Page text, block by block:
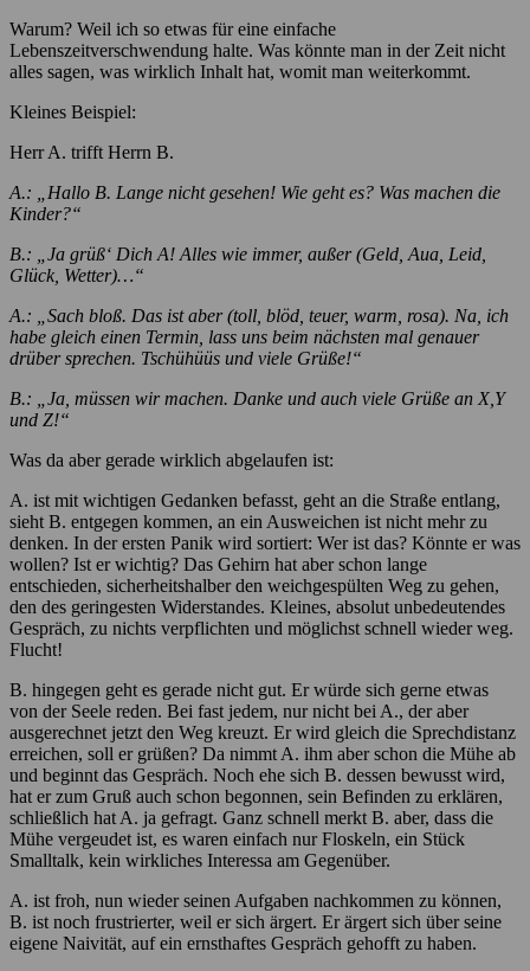
Warum? Weil ich so etwas für eine einfache
Lebenszeitverschwendung halte. Was könnte man in der Zeit nicht
alles sagen, was wirklich Inhalt hat, womit man weiterkommt.
Kleines Beispiel:
Herr A. trifft Herrn B.
A.: „Hallo B. Lange nicht gesehen! Wie geht es? Was machen die
Kinder?“
B.: „Ja grüß‘ Dich A! Alles wie immer, außer (Geld, Aua, Leid,
Glück, Wetter)…“
A.: „Sach bloß. Das ist aber (toll, blöd, teuer, warm, rosa). Na, ich
habe gleich einen Termin, lass uns beim nächsten mal genauer
drüber sprechen. Tschühüüs und viele Grüße!“
B.: „Ja, müssen wir machen. Danke und auch viele Grüße an X,Y
und Z!“
Was da aber gerade wirklich abgelaufen ist:
A. ist mit wichtigen Gedanken befasst, geht an die Straße entlang,
sieht B. entgegen kommen, an ein Ausweichen ist nicht mehr zu
denken. In der ersten Panik wird sortiert: Wer ist das? Könnte er was
wollen? Ist er wichtig? Das Gehirn hat aber schon lange
entschieden, sicherheitshalber den weichgespülten Weg zu gehen,
den des geringesten Widerstandes. Kleines, absolut unbedeutendes
Gespräch, zu nichts verpflichten und möglichst schnell wieder weg.
Flucht!
B. hingegen geht es gerade nicht gut. Er würde sich gerne etwas
von der Seele reden. Bei fast jedem, nur nicht bei A., der aber
ausgerechnet jetzt den Weg kreuzt. Er wird gleich die Sprechdistanz
erreichen, soll er grüßen? Da nimmt A. ihm aber schon die Mühe ab
und beginnt das Gespräch. Noch ehe sich B. dessen bewusst wird,
hat er zum Gruß auch schon begonnen, sein Befinden zu erklären,
schließlich hat A. ja gefragt. Ganz schnell merkt B. aber, dass die
Mühe vergeudet ist, es waren einfach nur Floskeln, ein Stück
Smalltalk, kein wirkliches Interessa am Gegenüber.
A. ist froh, nun wieder seinen Aufgaben nachkommen zu können,
B. ist noch frustrierter, weil er sich ärgert. Er ärgert sich über seine
eigene Naivität, auf ein ernsthaftes Gespräch gehofft zu haben.